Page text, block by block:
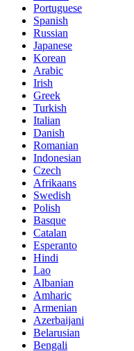
Portuguese
Spanish
Russian
Japanese
Korean
Arabic
Irish
Greek
Turkish
Italian
Danish
Romanian
Indonesian
Czech
Afrikaans
Swedish
Polish
Basque
Catalan
Esperanto
Hindi
Lao
Albanian
Amharic
Armenian
Azerbaijani
Belarusian
Bengali